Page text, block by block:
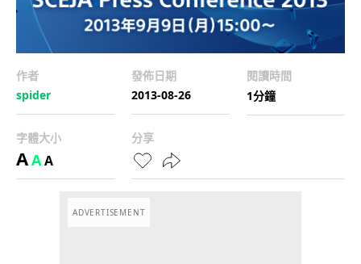
作者
spider
發佈日期
2013-08-26
閱讀時間
1分鐘
字體大小
AAA
分享
ADVERTISEMENT